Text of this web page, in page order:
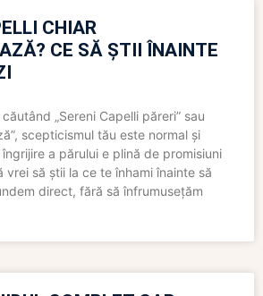
CHIAR
CE SĂ ȘTII ÎNAINTE
„Sereni Capelli păreri” sau
scepticismul tău este normal și
a părului e plină de promisiuni
vrei să știi la ce te înhami înainte să
direct, fără să înfrumusețăm